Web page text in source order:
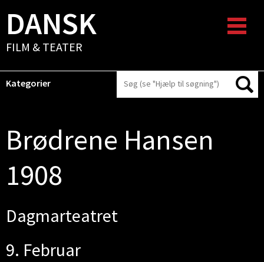
DANSK
FILM & TEATER
Kategorier
Brødrene Hansen
1908
Dagmarteatret
9. Februar